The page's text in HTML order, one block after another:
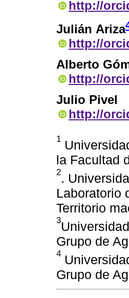
http://
Julián Ariza
http://
Alberto
http://
Julio Pivel
http://
1
la Facultad
2.
Laboratorio
Territorio
3
Grupo de
4
Grupo de